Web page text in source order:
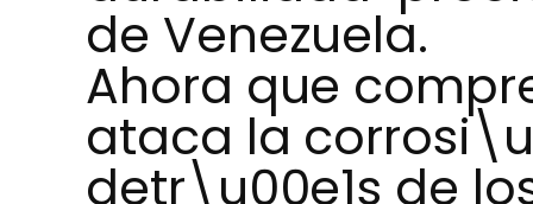
de Venezuela.
Ahora que
ataca la
detr\u00e1s de